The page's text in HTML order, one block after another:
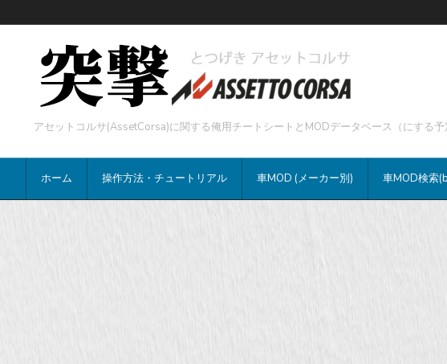
アセットコルサ(AssetCorsa)に関する俺用チートシートとMODデータベース（にする予
ホーム 操作方法・チュートリアル 車MOD (メーカー別) 車MOD検索